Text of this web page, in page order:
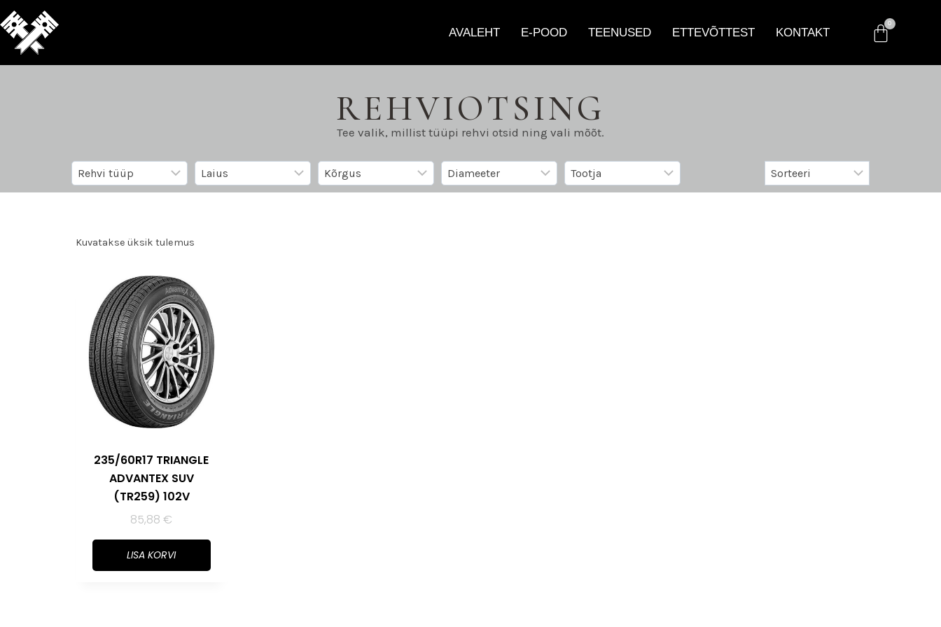
AVALEHT E-POOD TEENUSED ETTEVÕTTEST KONTAKT
REHVIOTSING
Tee valik, millist tüüpi rehvi otsid ning vali mõõt.
Kuvatakse üksik tulemus
235/60R17 TRIANGLE
ADVANTEX SUV
(TR259) 102V
85,88€
LISA KORVI